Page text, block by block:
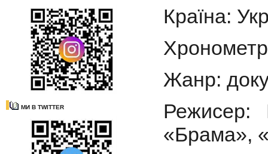
МИ В TWITTER
Країна:
Жанр:
Режисер:
«Брама»,